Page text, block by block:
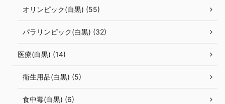
オリンピック(白黒) (55)
パラリンピック(白黒) (32)
医療(白黒) (14)
衛生用品(白黒) (5)
食中毒(白黒) (6)